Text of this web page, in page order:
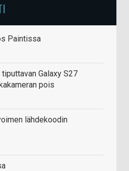
Paintissa
Galaxy S27
pois
lähdekoodin